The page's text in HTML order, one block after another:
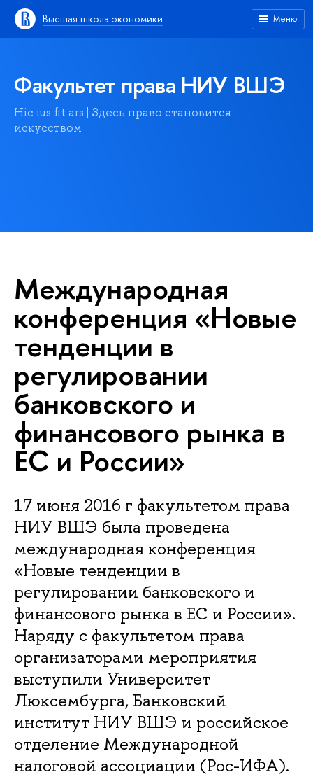
Высшая школа экономики Меню
Факультет права НИУ ВШЭ
Hic ius fit ars | Здесь право становится
искусством
Международная
конференция «Новые
тенденции в
регулировании
банковского и
финансового рынка в
ЕС и России»
17 июня 2016 г факультетом права
НИУ ВШЭ была проведена
международная конференция
«Новые тенденции в
регулировании банковского и
финансового рынка в ЕС и России».
Наряду с факультетом права
организаторами мероприятия
выступили Университет
Люксембурга, Банковский
институт НИУ ВШЭ и российское
отделение Международной
налоговой ассоциации (Рос-ИФА).